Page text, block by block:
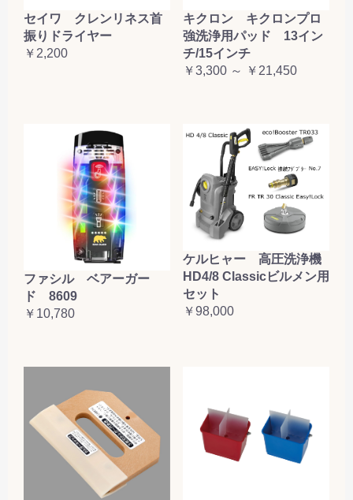
セイワ クレンリネス首
振りドライヤー
￥2,200
キクロン キクロンプロ
強洗浄用パッド 13イン
チ/15インチ
￥3,300 ～ ￥21,450
ファシル ベアーガー
ド 8609
￥10,780
ケルヒャー 高圧洗浄機
HD4/8 Classicビルメン用
セット
￥98,000